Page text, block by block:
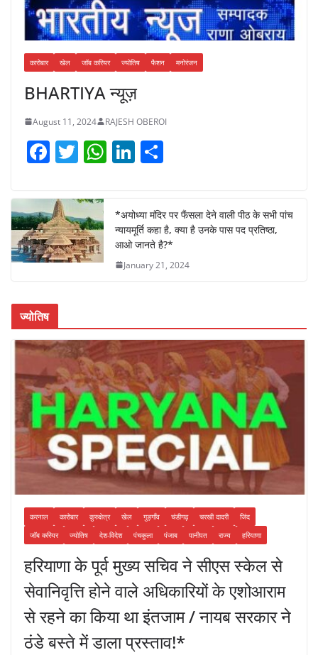
कारोबार खेल जॉब करियर ज्योतिष फैशन मनोरंजन
BHARTIYA न्यूज़
August 11, 2024 RAJESH OBEROI
F
c
e
b
o
k
T
itt
er
W
s
A
p
Li
e
dI
n
e
*अयोध्या मंदिर पर फैंसला देने वाली पीठ के सभी पांच
न्यायमूर्ति कहा है, क्या है उनके पास पद प्रतिष्ठा,
आओ जानते है?*
January 21, 2024
ज्योतिष
करनाल कारोबार कुरुक्षेत्र खेल गुड़गाँव चंडीगढ़ चरखी दादरी
जिंद
जॉब करियर
ज्योतिष देश-विदेश पंचकुला पंजाब पानीपत राज्य हरियाणा
हरियाणा के पूर्व मुख्य सचिव ने सीएस स्केल से
सेवानिवृत्ति होने वाले अधिकारियों के एशोआराम
से रहने का किया था इंतजाम / नायब सरकार ने
ठंडे बस्ते में डाला प्रस्ताव!*